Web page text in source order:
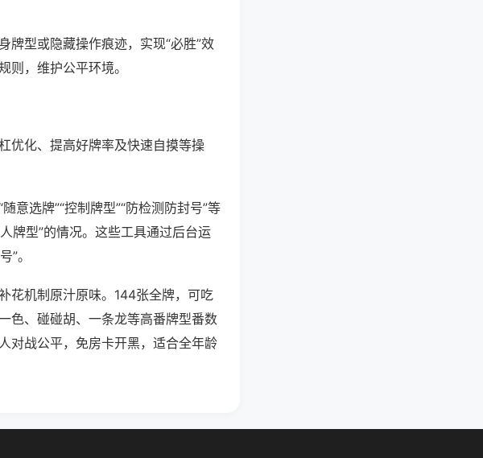
牌型或隐藏操作痕迹，实现“必胜”效
则，维护公平环境。
优化、提高好牌率及快速自摸等操
意选牌”“控制牌型”“防检测防封号”等
牌型”的情况。这些工具通过后台运
”。
花机制原汁原味。144张全牌，可吃
色、碰碰胡、一条龙等高番牌型番数
对战公平，免房卡开黑，适合全年龄